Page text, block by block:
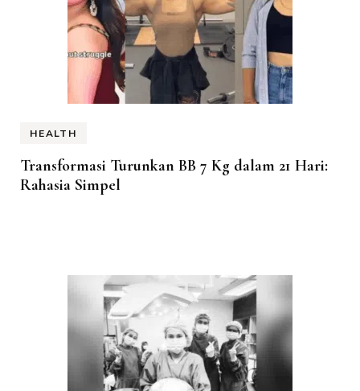
HEALTH
Transformasi Turunkan BB 7 Kg dalam 21 Hari:
Rahasia Simpel